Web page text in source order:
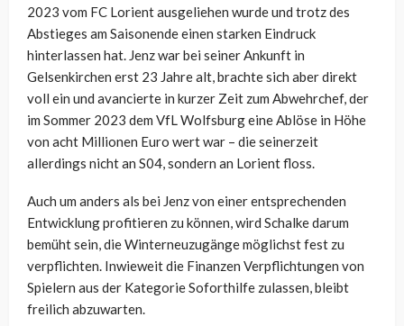
2023 vom FC Lorient ausgeliehen wurde und trotz des
Abstieges am Saisonende einen starken Eindruck
hinterlassen hat. Jenz war bei seiner Ankunft in
Gelsenkirchen erst 23 Jahre alt, brachte sich aber direkt
voll ein und avancierte in kurzer Zeit zum Abwehrchef, der
im Sommer 2023 dem VfL Wolfsburg eine Ablöse in Höhe
von acht Millionen Euro wert war – die seinerzeit
allerdings nicht an S04, sondern an Lorient floss.
Auch um anders als bei Jenz von einer entsprechenden
Entwicklung profitieren zu können, wird Schalke darum
bemüht sein, die Winterneuzugänge möglichst fest zu
verpflichten. Inwieweit die Finanzen Verpflichtungen von
Spielern aus der Kategorie Soforthilfe zulassen, bleibt
freilich abzuwarten.